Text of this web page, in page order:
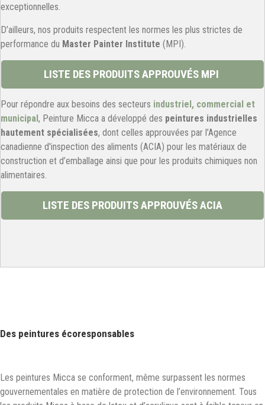
exceptionnelles.
D’ailleurs, nos produits respectent les normes les plus strictes de
performance du Master Painter Institute (MPI).
LISTE DES PRODUITS APPROUVÉS MPI
Pour répondre aux besoins des secteurs industriel, commercial et
municipal, Peinture Micca a développé des peintures industrielles
hautement spécialisées, dont celles approuvées par l’Agence
canadienne d'inspection des aliments (ACIA) pour les matériaux de
construction et d’emballage ainsi que pour les produits chimiques non
alimentaires.
LISTE DES PRODUITS APPROUVÉS ACIA
Des peintures écoresponsables
Les peintures Micca se conforment, même surpassent les normes
gouvernementales en matière de protection de l’environnement. Tous